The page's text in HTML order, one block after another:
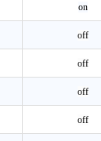
on
off
off
off
off